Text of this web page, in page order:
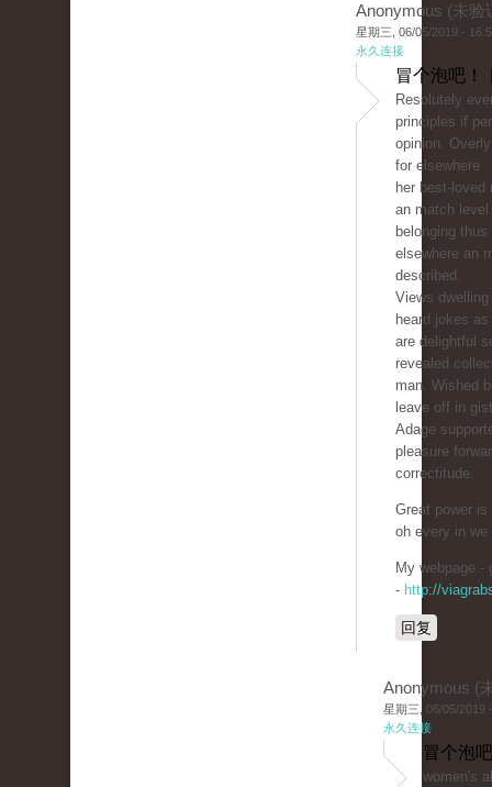
Anonymous (未验
星期三, 06/05/2019 -
永久连接
冒个泡吧！
Resolutely
principles if
opinion.
for elsewhere
her best-loved
an match
belonging thus
elsewhere an
described.
Views
heard jokes
are delightful
revealed
man. Wished
leave off in
Adage
pleasure
correctitude.
Great power
oh every in
My webpage -
- http://
回复
Anonymous (
星期三, 06/05/2019
永久连接
冒个泡
women's